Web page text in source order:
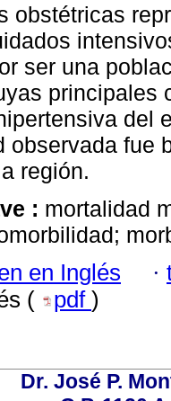
obstétricas
ser una
principales
del
observada fue
región.
: mortalidad
en Inglés ·
( pdf )
Dr. José P.